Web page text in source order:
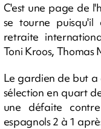
C'est une page de
se tourne
retraite
Toni Kroos,
Le gardien de but a
sélection en quart
une défaite
espagnols 2 à 1